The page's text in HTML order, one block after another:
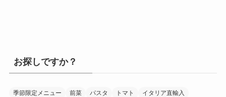
お探しですか？
季節限定メニュー 前菜 パスタ トマト
イタリア直輸入